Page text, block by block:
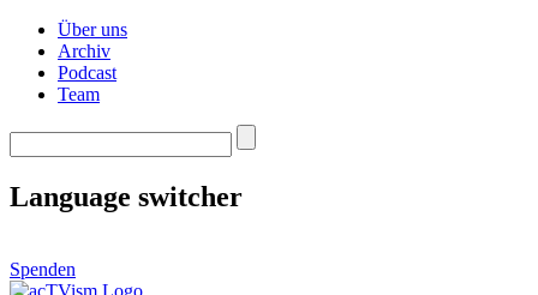
Über uns
Archiv
Podcast
Team
Language switcher
Spenden